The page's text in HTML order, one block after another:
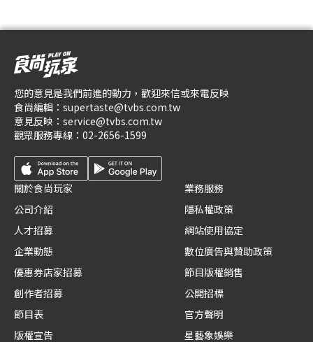
您的意見是我們前進的動力，歡迎來信或來電反映
食尚編輯： supertaste@tvbs.com.tw
意見反映： service@tvbs.com.tw
觀眾服務專線： 02-2656-1599
關於食尚玩家
公司介紹
人才招募
企業動態
優惠券店家招募
創作者招募
節目表
版權宣告
業務服務
隱私權政策
網站使用協定
數位廣告與贊助政策
節目版權銷售
公開招標
官方聲明
星藝象娛樂